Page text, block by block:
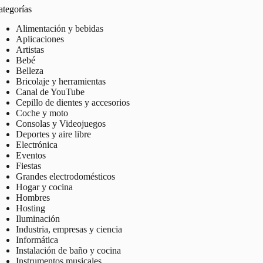
Alimentación y bebidas
Aplicaciones
Artistas
Bebé
Belleza
Bricolaje y herramientas
Canal de YouTube
Cepillo de dientes y accesorios
Coche y moto
Consolas y Videojuegos
Deportes y aire libre
Electrónica
Eventos
Fiestas
Grandes electrodomésticos
Hogar y cocina
Hombres
Hosting
Iluminación
Industria, empresas y ciencia
Informática
Instalación de baño y cocina
Instrumentos musicales